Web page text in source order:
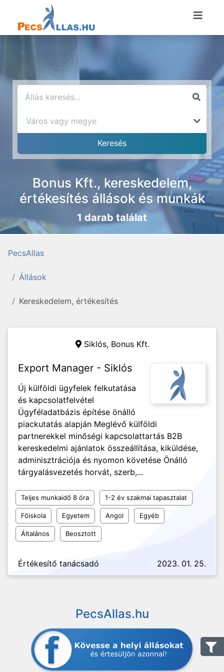
Bonus Kft., kereskedelem,
értékesítés állások és munkák
1 darab találat
PecsAllas
Állások
Kereskedelem, értékesítés
Siklós, Bonus Kft.
Export Manager - Siklós
Új külföldi ügyfelek felkutatása
és kapcsolatfelvétel
Ügyféladatbázis építése önálló
piackutatás alapján Meglévő külföldi
partnerekkel minőségi kapcsolattartás B2B
kereskedelmi ajánlatok összeállítása, kiküldése,
adminisztrációja és nyomon követése Önálló
tárgyalásvezetés horvát, szerb,...
Teljes munkaidő 8 óra 1-2 év szakmai tapasztalat
Főiskola Egyetem Angol Egyéb
Általános Beosztott
Értékesítő tanácsadó 2023. 01. 25.
PecsAllas.hu